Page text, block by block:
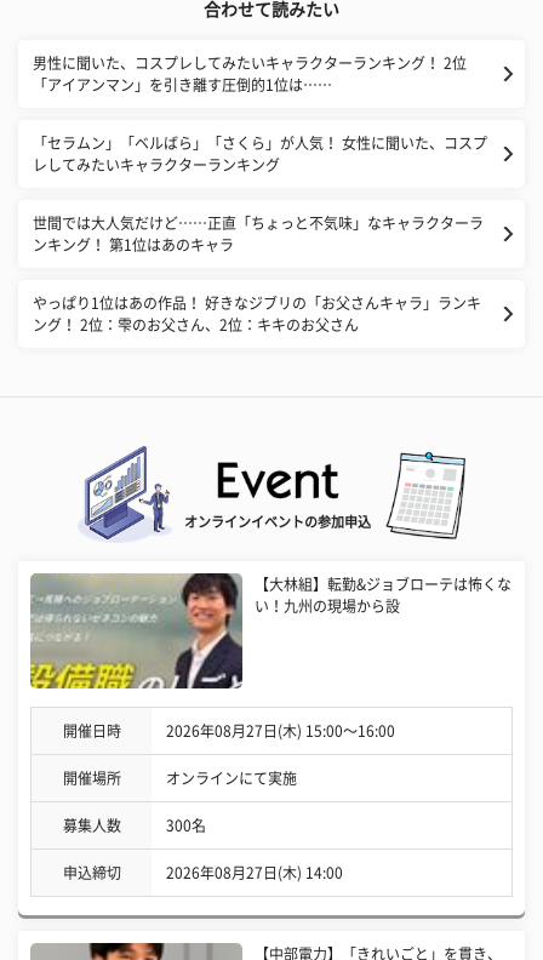
合わせて読みたい
男性に聞いた、コスプレしてみたいキャラクターランキング！ 2位
「アイアンマン」を引き離す圧倒的1位は……
「セラムン」「ベルばら」「さくら」が人気！ 女性に聞いた、コスプ
レしてみたいキャラクターランキング
​世間では大人気だけど……正直「ちょっと不気味」なキャラクターラ
ンキング！ 第1位はあのキャラ
やっぱり1位はあの作品！ 好きなジブリの「お父さんキャラ」ランキ
ング！ 2位：雫のお父さん、2位：キキのお父さん
オンラインイベントの参加申込
【大林組】転勤&ジョブローテは怖くな
い！九州の現場から設
開催日時 2026年08月27日(木) 15:00〜16:00
開催場所 オンラインにて実施
募集人数 300名
申込締切 2026年08月27日(木) 14:00
【中部電力】「きれいごと」を貫き、